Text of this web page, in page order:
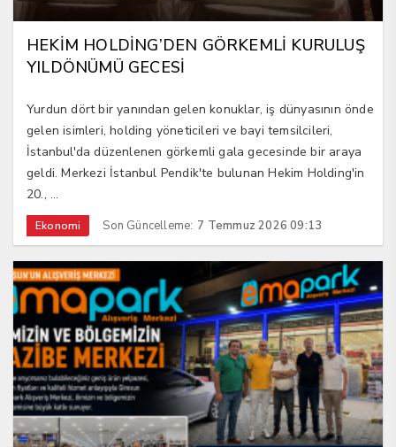
HEKİM HOLDİNG’DEN GÖRKEMLİ KURULUŞ
YILDÖNÜMÜ GECESİ
Yurdun dört bir yanından gelen konuklar, iş dünyasının önde
gelen isimleri, holding yöneticileri ve bayi temsilcileri,
İstanbul'da düzenlenen görkemli gala gecesinde bir araya
geldi. Merkezi İstanbul Pendik'te bulunan Hekim Holding'in
20., ...
Ekonomi Son Güncelleme: 7 Temmuz 2026 09:13